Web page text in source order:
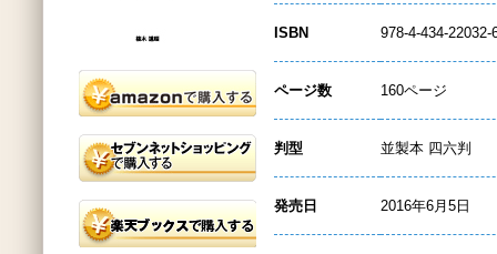
ISBN 978-4-434-22032-
ページ数 160ページ
判型 並製本 四六判
発売日 2016年6月5日